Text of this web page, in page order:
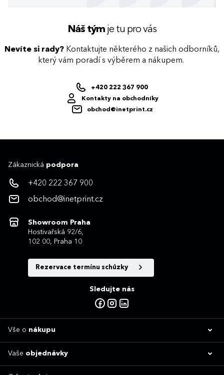
Náš týmje tu pro vás
Nevíte si rady? Kontaktujte některého z našich odborníků,
který vám poradí s výběrem a nákupem.
+420 222 367 900
Kontakty na obchodníky
obchod@inetprint.cz
Zákaznická podpora
+420 222 367 900
obchod@inetprint.cz
Showroom Praha
Hostivařská 92/6,
102 00, Praha 10
Rezervace termínu schůzky
Sledujte nás
Vše o nákupu
Vaše objednávky